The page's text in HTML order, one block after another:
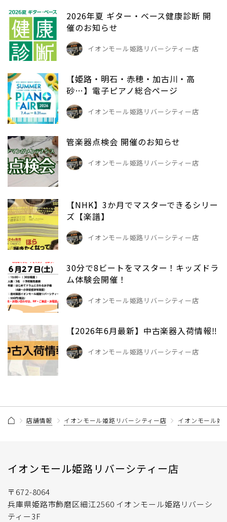
2026年夏 ギター・ベース健康診断 開
催のお知らせ
イオンモール姫路リバーシティー店
【姫路・明石・赤穂・加古川・高
砂…】電子ピアノ総合ページ
イオンモール姫路リバーシティー店
管楽器点検会 開催のお知らせ
イオンモール姫路リバーシティー店
【NHK】3か月でマスターできるシリー
ズ【楽譜】
イオンモール姫路リバーシティー店
30分で8ビートをマスター！キッズドラ
ム体験会開催！
イオンモール姫路リバーシティー店
【2026年6月最新】中古楽器入荷情報‼
イオンモール姫路リバーシティー店
店舗情報 イオンモール姫路リバーシティー店 イオンモール姫
イオンモール姫路リバーシティー店
〒672-8064
兵庫県姫路市飾磨区細江2560 イオンモール姫路リバーシ
ティー3F